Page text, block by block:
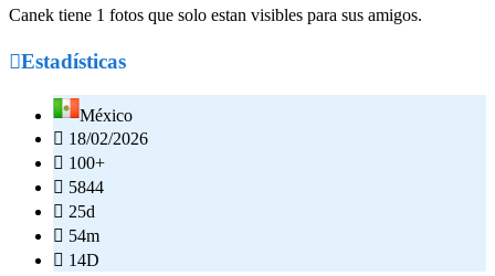
Canek tiene 1 fotos que solo estan visibles para sus amigos.
Estadísticas
México
 18/02/2026
 100+
 5844
 25d
 54m
 14D